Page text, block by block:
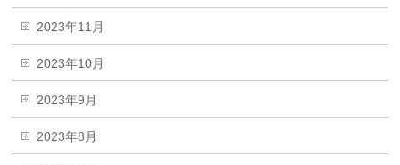
2023年11月
2023年10月
2023年9月
2023年8月